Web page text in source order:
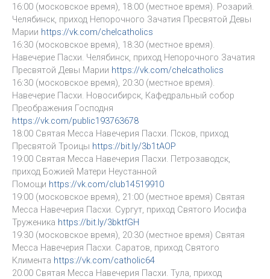
16:00 (московское время), 18:00 (местное время). Розарий.
Челябинск, приход Непорочного Зачатия Пресвятой Девы
Марии https://vk.com/chelcatholics
16:30 (московское время), 18:30 (местное время).
Навечерие Пасхи. Челябинск, приход Непорочного Зачатия
Пресвятой Девы Марии https://vk.com/chelcatholics
16:30 (московское время), 20:30 (местное время).
Навечерие Пасхи. Новосибирск, Кафедральный собор
Преображения Господня
https://vk.com/public193763678
18:00 Святая Месса Навечерия Пасхи. Псков, приход
Пресвятой Троицы https://bit.ly/3b1tAOP
19:00 Святая Месса Навечерия Пасхи. Петрозаводск,
приход Божией Матери Неустанной
Помощи https://vk.com/club14519910
19:00 (московское время), 21:00 (местное время) Святая
Месса Навечерия Пасхи. Сургут, приход Святого Иосифа
Труженика https://bit.ly/3bktfGH
19:30 (московское время), 20:30 (местное время) Святая
Месса Навечерия Пасхи. Саратов, приход Святого
Климента https://vk.com/catholic64
20:00 Святая Месса Навечерия Пасхи. Тула, приход